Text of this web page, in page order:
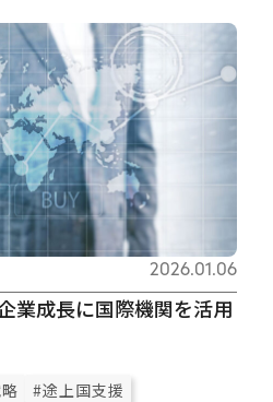
業成長に国際機関を活用
2026.01.06
#途上国支援